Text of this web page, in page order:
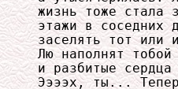
жизнь тоже стала
этажи в соседних
заселять тот или
Лю наполнят
и разбитые